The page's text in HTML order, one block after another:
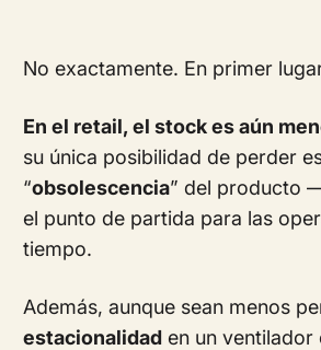
No exactamente. En primer
En el retail, el stock es aún
su única posibilidad de perder
“obsolescencia” del producto
el punto de partida para las
tiempo.
Además, aunque sean menos
estacionalidad en un ventilador